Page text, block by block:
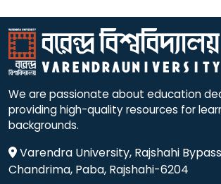
We are passionate about education
providing high-quality resources for
backgrounds.
Varendra University, Rajshahi
Chandrima, Paba, Rajshahi-6204